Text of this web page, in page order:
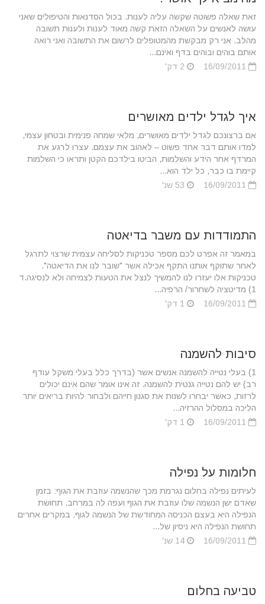
זאת שאלה פשוטה שקשה עליה לענות. בכול הסדנאות והטיפולים שאני
עושה לאנשים על השאלה הזאת קשה מאוד לענות ולענות תשובה
מהלב. אני רק מבקשת מהמטופלים לרשום את התשובה ואני רואה
אותם בוהים ובוהים בדף ואינם...
איך לגדל ילדים מאושרים
אם ברצונכם לגדל ילדים מאושרים, מלאי שמחה פנימית ובטחון עצמי,
למדו אותם דבר אחד פשוט – לאהוב את עצמם. עצרו לרגע את
המרדף אחר הידע והשלמות, הביטו בילדכם הקטן ותראו כי השלמות
קיימת בו כבר, כל ילד הוא...
התמודדות עם משבר בדיאטה
במאמר זה אפרט לכם מספר טכניקות לסליחה עצמית שרצוי לתרגל
לאחר שתוקף אותנו התקף אכילה אשר "שובר לנו את הדיאטה".
טכניקות אלו יעזרו לנו להמשיך לנצל את הטעות לצמיחה ולא לנסיגה.ד
1) מדיטציה לשחרור/ הרפיה...
סיבות להשמנה
1) בעלי נטייה להשמנה אנשים אשר (בדרך כלל בעלי משקל עודף
רב) יש להם נטייה גנטית להשמנה. זה אינו אומר שהם אינם יכולים
לרזות, כאשר יבחרו לשנות את סגנון חייהם ולבחור להיות בריאים יותר
הליכה במסלול ההרזיה...
חלומות על נפילה
לעיתים נפילה בחלום נגרמת מכך שהנשמה עוזבת את הגוף: בזמן
שאדם ישן הנשמה שלו עוזבת את הגוף ועפה לה במרחב. תחושת
הנפילה היא בעצם הכניסה המחודשת של הנשמה לגוף. במקרים אחרים
תחושת הנפילה היא ניסיון של...
טביעה בחלום